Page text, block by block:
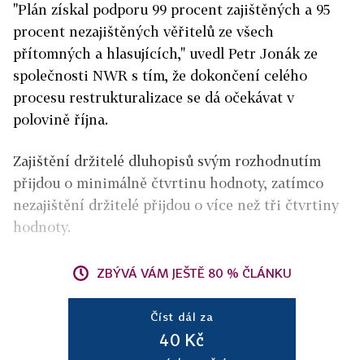
"Plán získal podporu 99 procent zajištěných a 95
procent nezajištěných věřitelů ze všech
přítomných a hlasujících," uvedl Petr Jonák ze
společnosti NWR s tím, že dokončení celého
procesu restrukturalizace se dá očekávat v
polovině října.
Zajištění držitelé dluhopisů svým rozhodnutím
přijdou o minimálně čtvrtinu hodnoty, zatímco
nezajištění držitelé přijdou o více než tři čtvrtiny
hodnoty.
ZBÝVÁ VÁM JEŠTĚ 80 % ČLÁNKU
Číst dál za
40 Kč